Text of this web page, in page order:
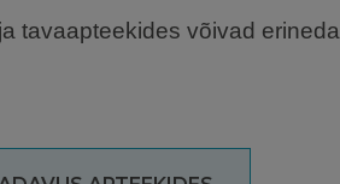
tavaapteekides võivad erineda